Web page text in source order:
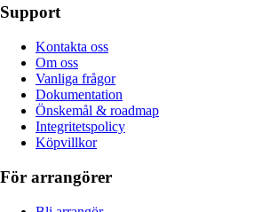
Support
Kontakta oss
Om oss
Vanliga frågor
Dokumentation
Önskemål & roadmap
Integritetspolicy
Köpvillkor
För arrangörer